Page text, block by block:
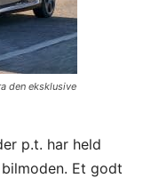
den eksklusive
p.t. har held
Et godt